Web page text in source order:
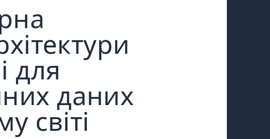
для
даних
світі